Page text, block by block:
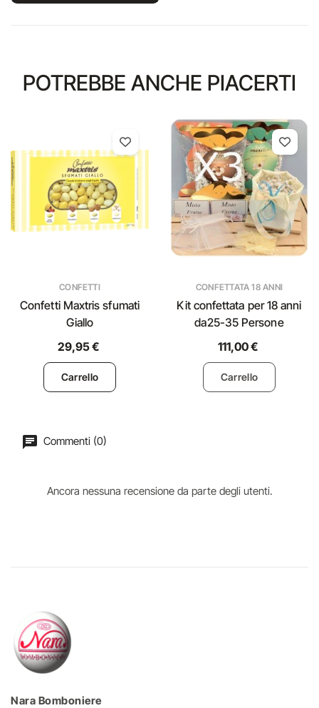
POTREBBE ANCHE PIACERTI
CONFETTI
Confetti Maxtris sfumati
Giallo
29,95 €
Carrello
CONFETTATA 18 ANNI
Kit confettata per 18 anni
da25-35 Persone
111,00 €
Carrello
Commenti (0)
Ancora nessuna recensione da parte degli utenti.
Nara Bomboniere